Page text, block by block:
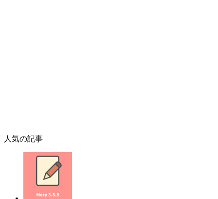
人気の記事